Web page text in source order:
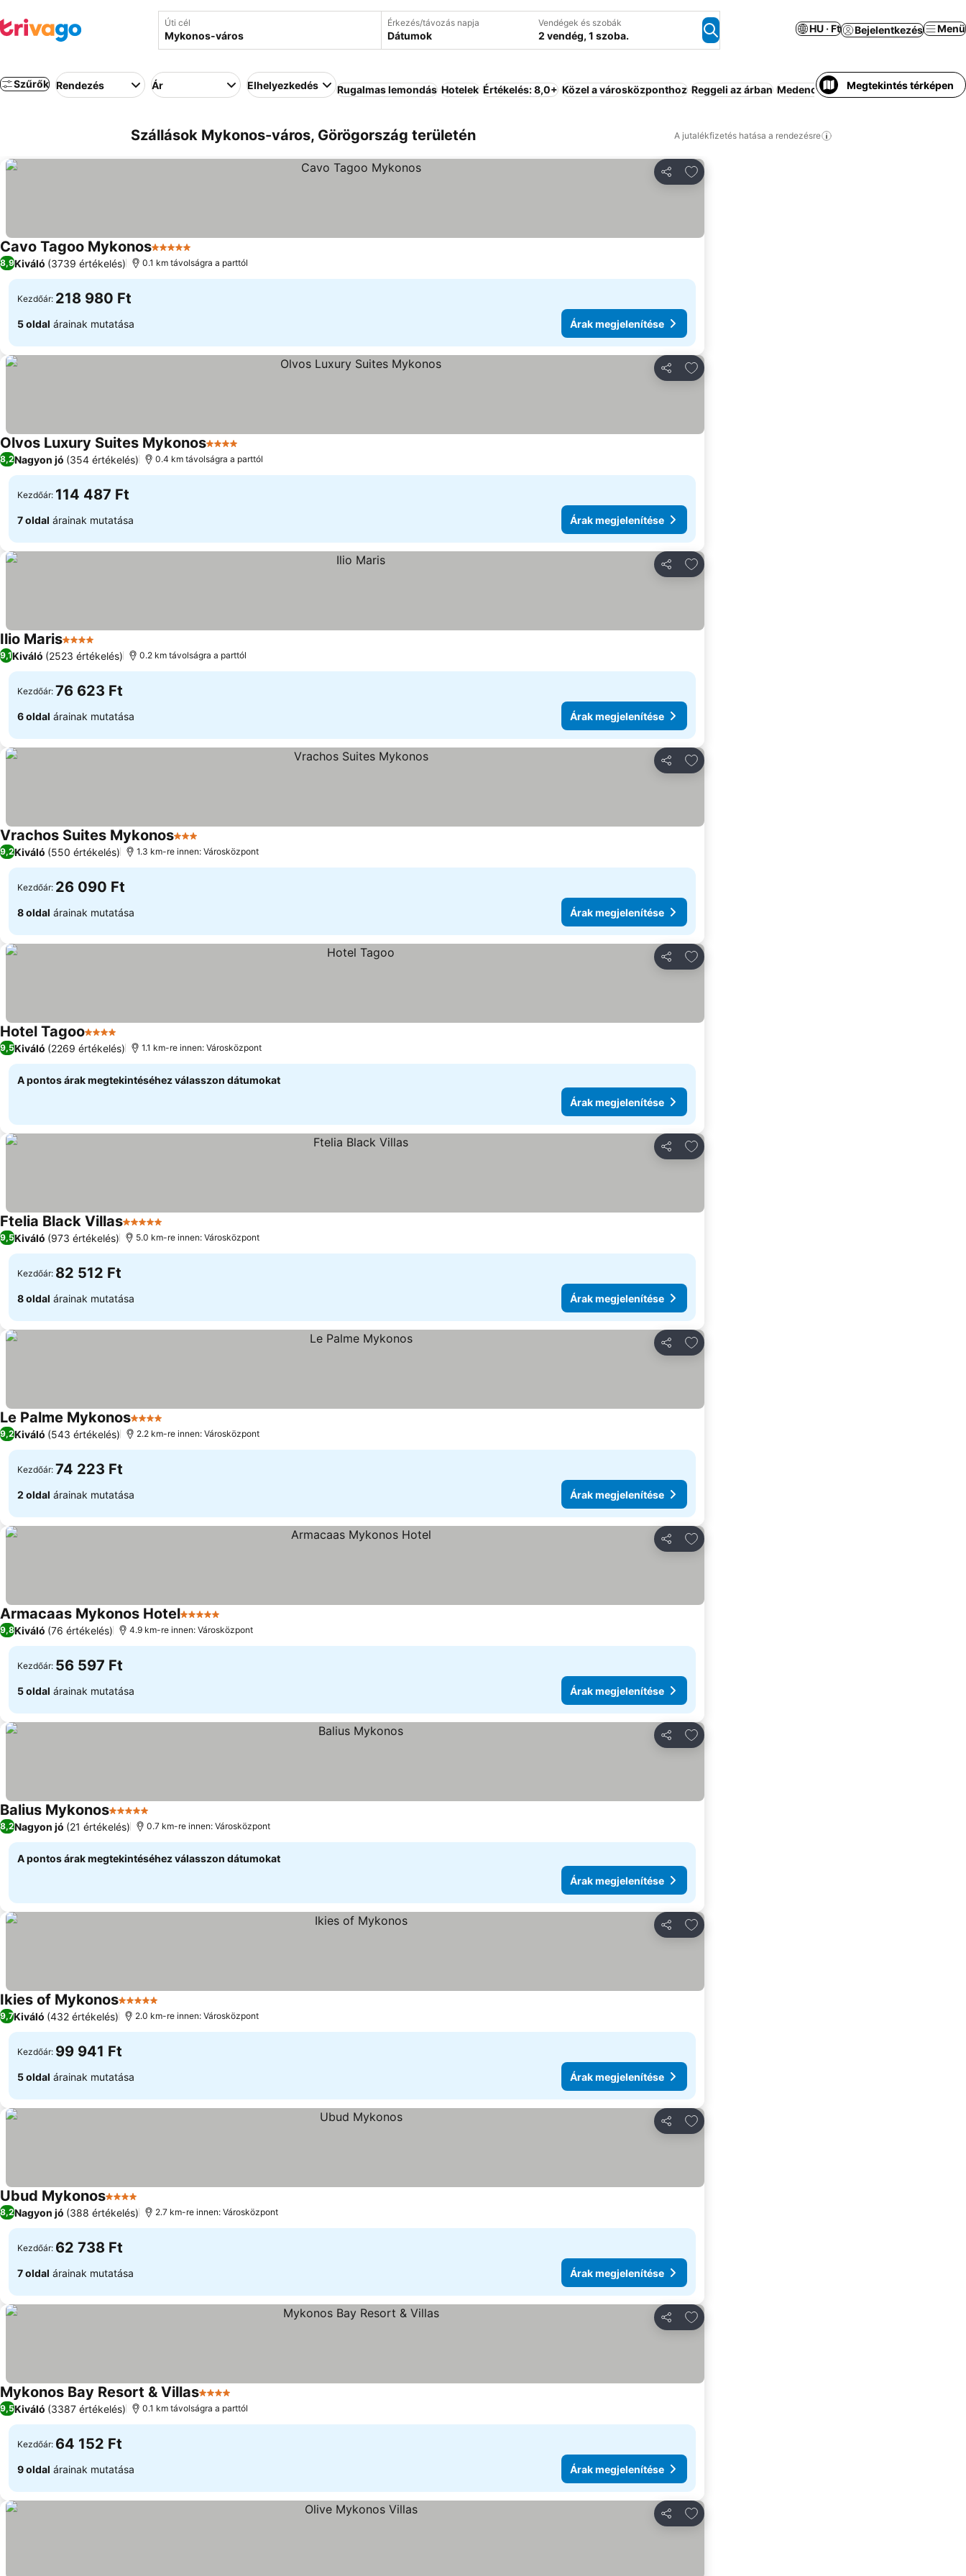
Úti cél Érkezés/távozás napja
Dátumok
Vendégek és szobák
2 vendég, 1 szoba.
HU · Ft Bejelentkezés Menü
Szűrők Rendezés Ár Elhelyezkedés Rugalmas lemondás Hotelek Értékelés: 8,0+ Közel a városközponthoz Reggeli az árban Medence Strand Félpanzió Üdülő
Megtekintés térképen
Szállások Mykonos-város, Görögország területén A jutalékfizetés hatása a rendezésre
Megosztás
Hozzáadás a kedvencekhez
Cavo Tagoo Mykonos5 Kategória
8,9Kiváló (3739 értékelés) 0.1 km távolságra a parttól
Kezdőár: 218 980 Ft
5 oldal árainak mutatása Árak megjelenítése
Megosztás
Hozzáadás a kedvencekhez
Olvos Luxury Suites Mykonos4 Kategória
8,2Nagyon jó (354 értékelés) 0.4 km távolságra a parttól
Kezdőár: 114 487 Ft
7 oldal árainak mutatása Árak megjelenítése
Megosztás
Hozzáadás a kedvencekhez
Ilio Maris4 KategóriaÁrak megjelenítése
9,1Kiváló (2523 értékelés) 0.2 km távolságra a parttól
Kezdőár: 76 623 Ft
6 oldal árainak mutatása Árak megjelenítése
Megosztás
Hozzáadás a kedvencekhez
Vrachos Suites Mykonos3 Kategória
9,2Kiváló (550 értékelés) 1.3 km-re innen: Városközpont
Kezdőár: 26 090 Ft
8 oldal árainak mutatása Árak megjelenítése
Megosztás
Hozzáadás a kedvencekhez
Hotel Tagoo4 KategóriaÁrak megjelenítése
9,5Kiváló (2269 értékelés) 1.1 km-re innen: Városközpont
A pontos árak megtekintéséhez válasszon dátumokat
Árak megjelenítése
Megosztás
Hozzáadás a kedvencekhez
Ftelia Black Villas5 Kategória
9,5Kiváló (973 értékelés) 5.0 km-re innen: Városközpont
Kezdőár: 82 512 Ft
8 oldal árainak mutatása Árak megjelenítése
Megosztás
Hozzáadás a kedvencekhez
Le Palme Mykonos4 Kategória
9,2Kiváló (543 értékelés) 2.2 km-re innen: Városközpont
Kezdőár: 74 223 Ft
2 oldal árainak mutatása Árak megjelenítése
Megosztás
Hozzáadás a kedvencekhez
Armacaas Mykonos Hotel5 Kategória
9,8Kiváló (76 értékelés) 4.9 km-re innen: Városközpont
Kezdőár: 56 597 Ft
5 oldal árainak mutatása Árak megjelenítése
Megosztás
Hozzáadás a kedvencekhez
Balius Mykonos5 Kategória
8,2Nagyon jó (21 értékelés) 0.7 km-re innen: Városközpont
A pontos árak megtekintéséhez válasszon dátumokat
Árak megjelenítése
Megosztás
Hozzáadás a kedvencekhez
Ikies of Mykonos5 Kategória
9,7Kiváló (432 értékelés) 2.0 km-re innen: Városközpont
Kezdőár: 99 941 Ft
5 oldal árainak mutatása Árak megjelenítése
Megosztás
Hozzáadás a kedvencekhez
Ubud Mykonos4 KategóriaÁrak megjelenítése
8,2Nagyon jó (388 értékelés) 2.7 km-re innen: Városközpont
Kezdőár: 62 738 Ft
7 oldal árainak mutatása Árak megjelenítése
Megosztás
Hozzáadás a kedvencekhez
Mykonos Bay Resort & Villas4 Kategória
9,5Kiváló (3387 értékelés) 0.1 km távolságra a parttól
Kezdőár: 64 152 Ft
9 oldal árainak mutatása Árak megjelenítése
Megosztás
Hozzáadás a kedvencekhez